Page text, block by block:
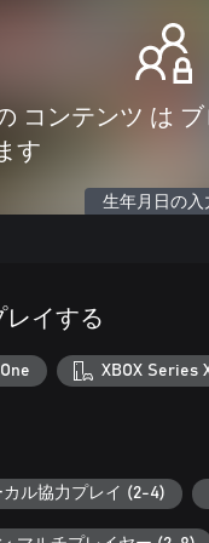
コンテンツ は
す
生年月日の入
レイする
XBOX Series
カル協力プレイ (2-4)